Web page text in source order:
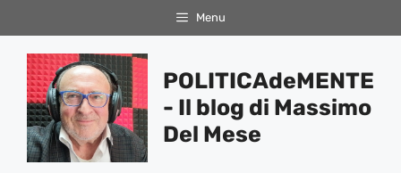
al
contenuto
Menu
POLITICAdeMENTE
- Il blog di Massimo
Del Mese